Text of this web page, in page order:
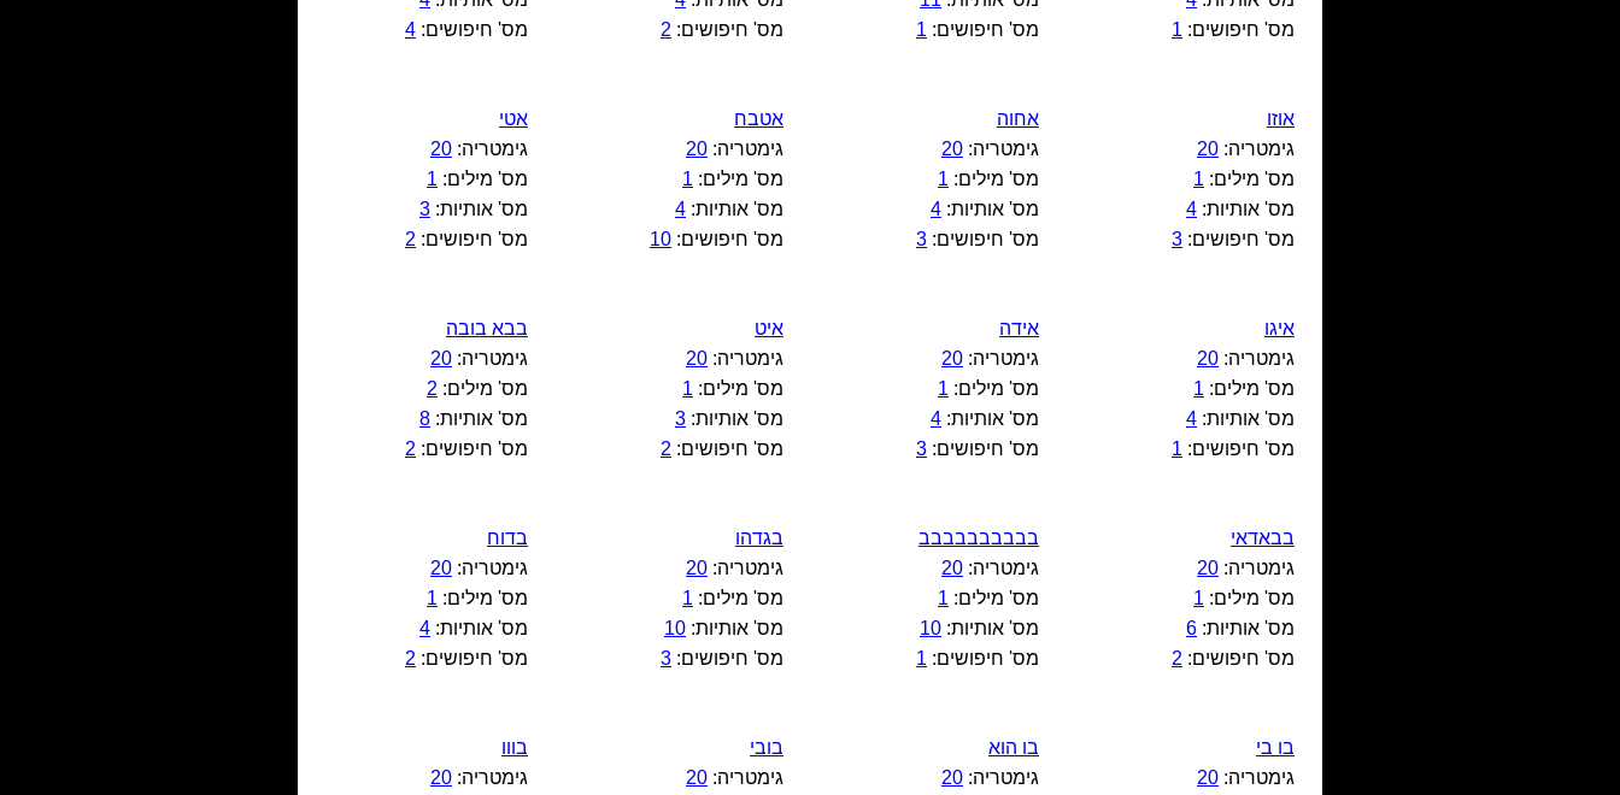
מס' חיפושים: 1
מס' חיפושים: 1
מס' חיפושים: 2
מס' חיפושים: 4
אוזו
גימטריה: 20
מס' מילים: 1
מס' אותיות: 4
מס' חיפושים: 3
אחוה
גימטריה: 20
מס' מילים: 1
מס' אותיות: 4
מס' חיפושים: 3
אטבח
גימטריה: 20
מס' מילים: 1
מס' אותיות: 4
מס' חיפושים: 10
אטי
גימטריה: 20
מס' מילים: 1
מס' אותיות: 3
מס' חיפושים: 2
איגו
גימטריה: 20
מס' מילים: 1
מס' אותיות: 4
מס' חיפושים: 1
אידה
גימטריה: 20
מס' מילים: 1
מס' אותיות: 4
מס' חיפושים: 3
איט
גימטריה: 20
מס' מילים: 1
מס' אותיות: 3
מס' חיפושים: 2
בבא בובה
גימטריה: 20
מס' מילים: 2
מס' אותיות: 8
מס' חיפושים: 2
בבאדאי
גימטריה: 20
מס' מילים: 1
מס' אותיות: 6
מס' חיפושים: 2
בבבבבבבבבב
גימטריה: 20
מס' מילים: 1
מס' אותיות: 10
מס' חיפושים: 1
בגדהו
גימטריה: 20
מס' מילים: 1
מס' אותיות: 10
מס' חיפושים: 3
בדוח
גימטריה: 20
מס' מילים: 1
מס' אותיות: 4
מס' חיפושים: 2
בו בי
גימטריה: 20
בו הוא
גימטריה: 20
בובי
גימטריה: 20
בווו
גימטריה: 20